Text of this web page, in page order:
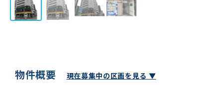
物件概要 現在募集中の区画を見る ▼